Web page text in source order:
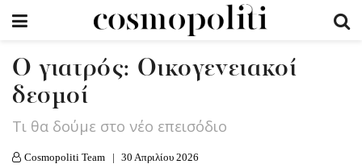
Ο γιατρός: Οικογενειακοί
δεσμοί
Τι θα δούμε στο νέο επεισόδιο
Cosmopoliti Team 30 Απριλίου 2026